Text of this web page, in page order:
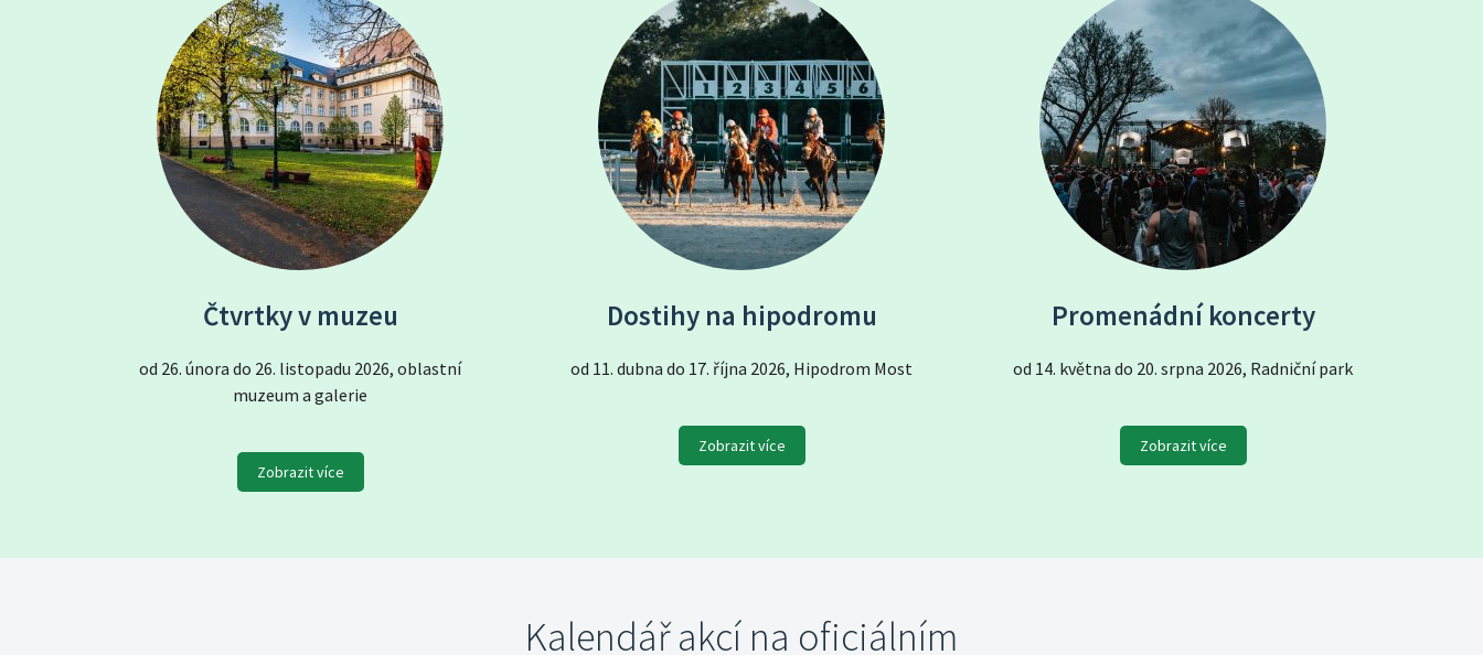
Čtvrtky v muzeu
od 26. února do 26. listopadu 2026, oblastní
muzeum a galerie
Zobrazit více
Dostihy na hipodromu
od 11. dubna do 17. října 2026, Hipodrom Most
Zobrazit více
Promenádní koncerty
od 14. května do 20. srpna 2026, Radniční park
Zobrazit více
Kalendář akcí na oficiálním